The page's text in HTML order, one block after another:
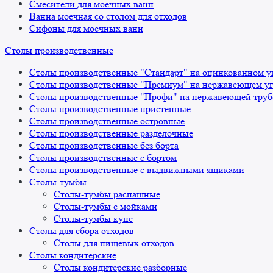
Смесители для моечных ванн
Ванна моечная со столом для отходов
Сифоны для моечных ванн
Столы производственные
Столы производственные "Стандарт" на оцинкованном
Столы производственные "Премиум" на нержавеющем
Столы производственные "Профи" на нержавеющей
Столы производственные пристенные
Столы производственные островные
Столы производственные разделочные
Столы производственные без борта
Столы производственные с бортом
Столы производственные с выдвижными ящиками
Столы-тумбы
Столы-тумбы распашные
Столы-тумбы с мойками
Столы-тумбы купе
Столы для сбора отходов
Столы для пищевых отходов
Столы кондитерские
Столы кондитерские разборные